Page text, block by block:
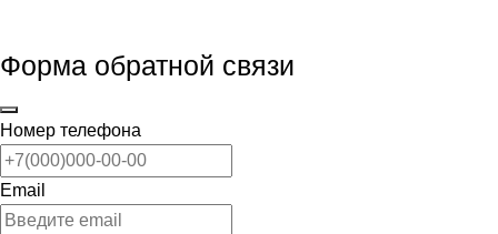
Форма обратной связи
Номер телефона
Email